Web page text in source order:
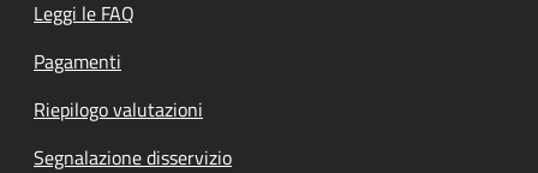
Leggi le FAQ
Pagamenti
Riepilogo valutazioni
Segnalazione disservizio